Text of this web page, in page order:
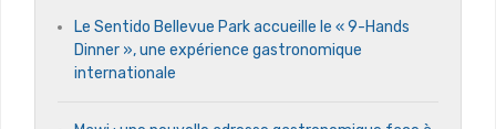
Le Sentido Bellevue Park accueille le « 9-Hands
Dinner », une expérience gastronomique
internationale